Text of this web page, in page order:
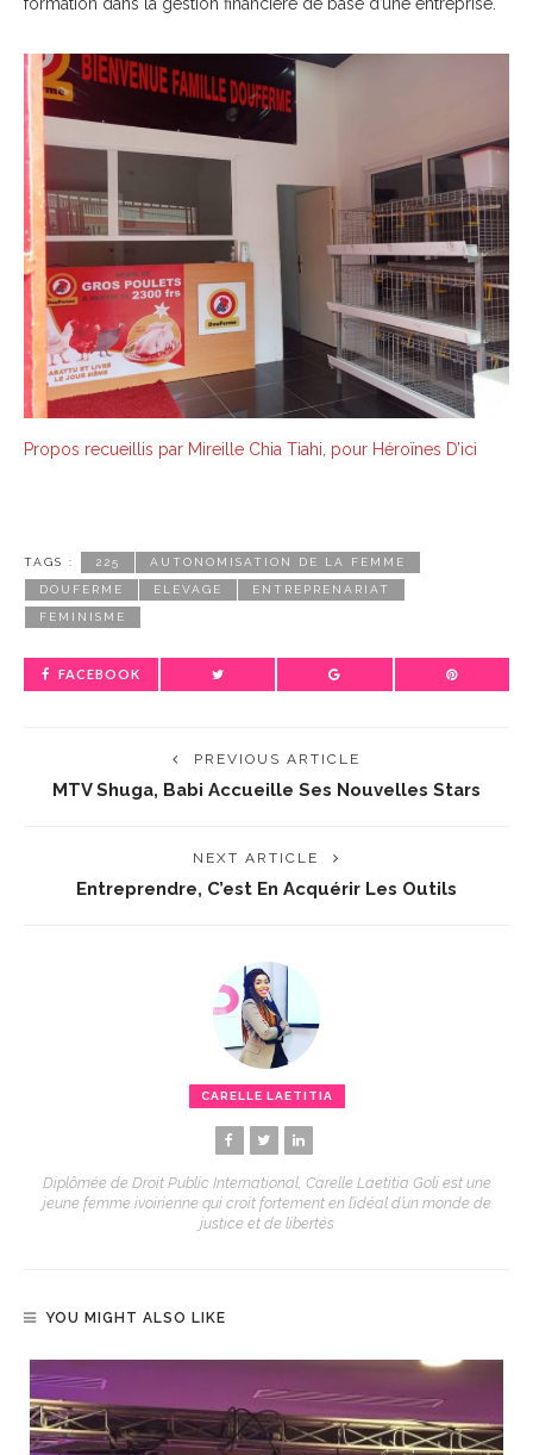
formation dans la gestion financière de base d’une entreprise.
Propos recueillis par Mireille Chia Tiahi, pour Héroïnes D’ici
TAGS : 225 AUTONOMISATION DE LA FEMME
DOUFERME ELEVAGE ENTREPRENARIAT
FEMINISME
FACEBOOK
PREVIOUS ARTICLE
MTV Shuga, Babi Accueille Ses Nouvelles Stars
NEXT ARTICLE
Entreprendre, C’est En Acquérir Les Outils
CARELLE LAETITIA
Diplômée de Droit Public International, Carelle Laetitia Goli est une
jeune femme ivoirienne qui croit fortement en l’idéal d’un monde de
justice et de libertés
YOU MIGHT ALSO LIKE